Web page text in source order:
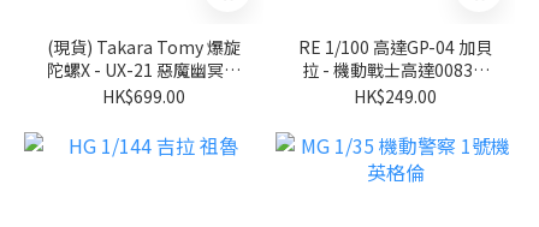
(現貨) Takara Tomy 爆旋
陀螺X - UX-21 惡魔幽冥改
造組
HK$699.00
RE 1/100 高達GP-04 加貝
拉 - 機動戰士高達0083：
星塵的回憶
HK$249.00